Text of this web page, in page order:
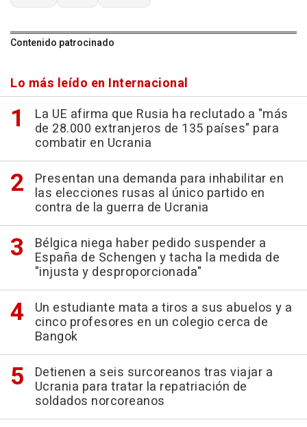
Contenido patrocinado
Lo más leído en Internacional
La UE afirma que Rusia ha reclutado a "más
de 28.000 extranjeros de 135 países" para
combatir en Ucrania
Presentan una demanda para inhabilitar en
las elecciones rusas al único partido en
contra de la guerra de Ucrania
Bélgica niega haber pedido suspender a
España de Schengen y tacha la medida de
"injusta y desproporcionada"
Un estudiante mata a tiros a sus abuelos y a
cinco profesores en un colegio cerca de
Bangok
Detienen a seis surcoreanos tras viajar a
Ucrania para tratar la repatriación de
soldados norcoreanos